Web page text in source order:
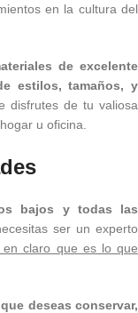
en la cultura del
de excelente
estilos, tamaños, y
disfrutes de tu valiosa
u oficina.
bajos y todas las
ser un experto
en claro que es lo que
deseas conservar,